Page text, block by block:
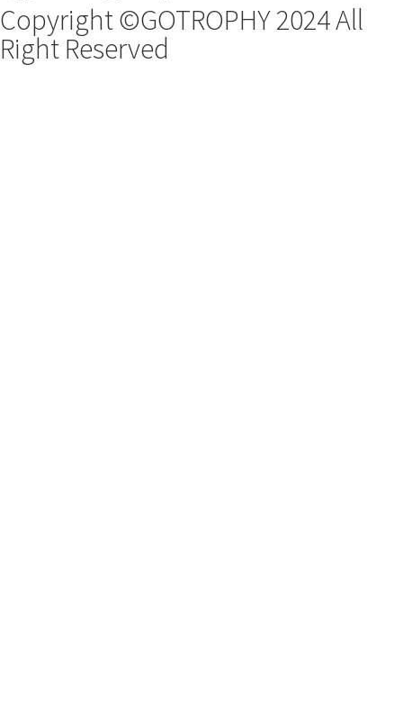
Copyright ©GOTROPHY 2024 All
Right Reserved